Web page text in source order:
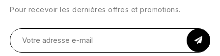
Pour recevoir les dernières offres et promotions.